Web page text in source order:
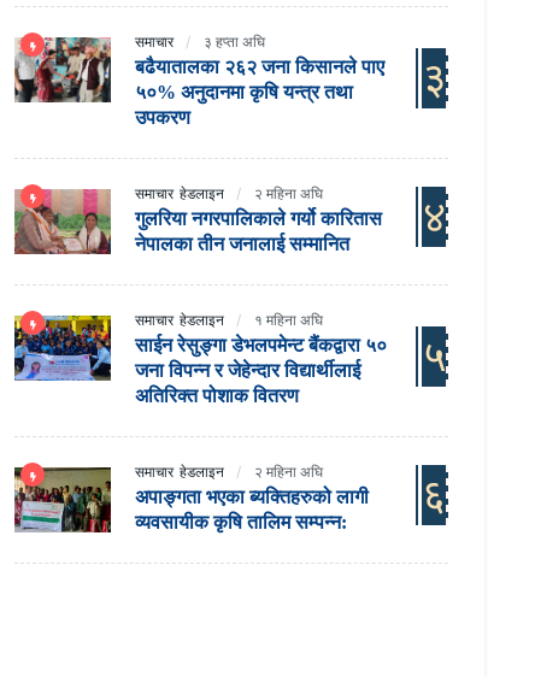
समाचार ३ हप्ता अघि
बढैयातालका २६२ जना किसानले पाए
५०% अनुदानमा कृषि यन्त्र तथा
उपकरण
३
समाचार हेडलाइन २ महिना अघि
गुलरिया नगरपालिकाले गर्यो कारितास
नेपालका तीन जनालाई सम्मानित
४
समाचार हेडलाइन १ महिना अघि
साईन रेसुङ्गा डेभलपमेन्ट बैंकद्वारा ५०
जना विपन्न र जेहेन्दार विद्यार्थीलाई
अतिरिक्त पोशाक वितरण
५
समाचार हेडलाइन २ महिना अघि
अपाङ्गता भएका ब्यक्तिहरुको लागी
व्यवसायीक कृषि तालिम सम्पन्न:
६